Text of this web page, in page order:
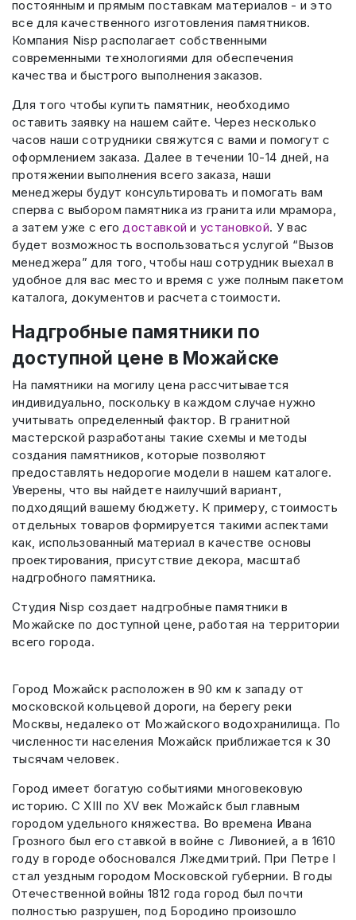
постоянным и прямым поставкам материалов - и это
все для качественного изготовления памятников.
Компания Nisp располагает собственными
современными технологиями для обеспечения
качества и быстрого выполнения заказов.
Для того чтобы купить памятник, необходимо
оставить заявку на нашем сайте. Через несколько
часов наши сотрудники свяжутся с вами и помогут с
оформлением заказа. Далее в течении 10-14 дней, на
протяжении выполнения всего заказа, наши
менеджеры будут консультировать и помогать вам
сперва с выбором памятника из гранита или мрамора,
а затем уже с егодоставкой иустановкой. У вас
будет возможность воспользоваться услугой “Вызов
менеджера” для того, чтобы наш сотрудник выехал в
удобное для вас место и время с уже полным пакетом
каталога, документов и расчета стоимости.
Надгробные памятники по
доступной цене в Можайске
На памятники на могилу цена рассчитывается
индивидуально, поскольку в каждом случае нужно
учитывать определенный фактор. В гранитной
мастерской разработаны такие схемы и методы
создания памятников, которые позволяют
предоставлять недорогие модели в нашем каталоге.
Уверены, что вы найдете наилучший вариант,
подходящий вашему бюджету. К примеру, стоимость
отдельных товаров формируется такими аспектами
как, использованный материал в качестве основы
проектирования, присутствие декора, масштаб
надгробного памятника.
Студия Nisp создает надгробные памятники в
Можайске по доступной цене, работая на территории
всего города.
Город Можайск расположен в 90 км к западу от
московской кольцевой дороги, на берегу реки
Москвы, недалеко от Можайского водохранилища. По
численности населения Можайск приближается к 30
тысячам человек.
Город имеет богатую событиями многовековую
историю. С XIII по XV век Можайск был главным
городом удельного княжества. Во времена Ивана
Грозного был его ставкой в войне с Ливонией, а в 1610
году в городе обосновался Лжедмитрий. При Петре I
стал уездным городом Московской губернии. В годы
Отечественной войны 1812 года город был почти
полностью разрушен, под Бородино произошло